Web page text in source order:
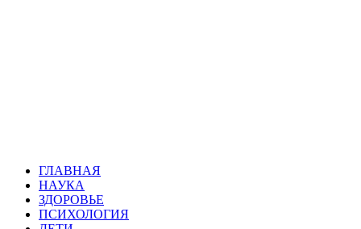
ГЛАВНАЯ
НАУКА
ЗДОРОВЬЕ
ПСИХОЛОГИЯ